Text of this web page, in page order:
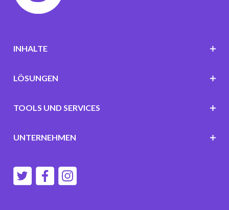
INHALTE
LÖSUNGEN
TOOLS UND SERVICES
UNTERNEHMEN